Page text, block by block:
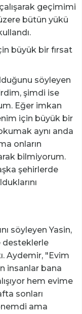
geçimimi
bütün yükü
büyük bir fırsat
söyleyen
şimdi ise
Eğer imkan
için büyük bir
aynı anda
onların
bilmiyorum.
şehirlerde
söyleyen Yasin,
desteklerle
Aydemir, "Evim
insanlar bana
hem evime
sonları
ama